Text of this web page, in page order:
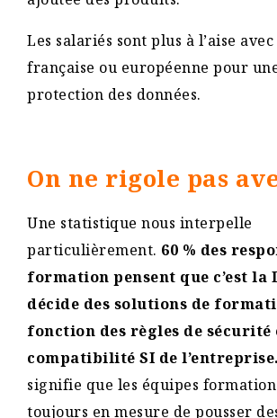
Les salariés sont plus à l’aise
française ou européenne pour
protection des données.
On ne rigole pas
Une statistique nous interpelle
particulièrement. 60 % des
formation pensent que c’est la
décide des solutions de
fonction des règles de sécurité
compatibilité SI de l’entreprise.
signifie que les équipes formation
toujours en mesure de pousser